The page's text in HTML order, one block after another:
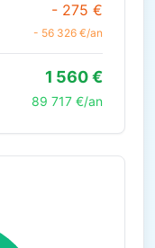
- 275 €
- 56 326 €/an
1 560 €
89 717 €/an